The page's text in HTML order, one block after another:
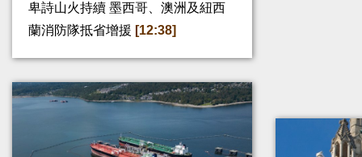
卑詩山火持續 墨西哥、澳洲及紐西
蘭消防隊抵省增援 [12:38]